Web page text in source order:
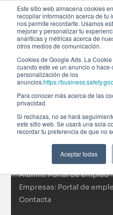
Este sitio web almacena cookies
recopilar información acerca de tu
nos permite recordarte. Usamos
mejorar y personalizar tu
analíticas y métricas acerca de
otros medios de comunicación.
Cookies de Google Ads. La
cuando este ve un anuncio o hace
personalización de los
anuncios.https://
Para conocer más acerca de las
privacidad.
Si rechazas, no se hará
este sitio web. Se usará una sola
recordar tu preferencia de que no
Aceptar todas
Afi Global Education
Sobre nosotros
RSC
Campus virtual
Alumni: Portal de empleo
Empresas: Portal de
Contacta